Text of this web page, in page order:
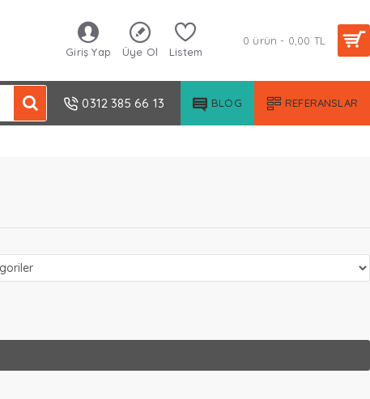
Giriş Yap Üye Ol Listem
0 ürün - 0,00 TL
0312 385 66 13 BLOG REFERANSLAR